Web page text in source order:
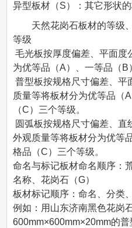
异型板材（S）：其它形状
天然花岗石板材的等级
等级
毛光板按厚度偏差、平面度
为优等品（A）、一等品（B
普型板按规格尺寸偏差、平
质量等将板材分为优等品（
（C）三个等级。
圆弧板按规格尺寸偏差、直
外观质量等将板材分为优等
格品（C）三个等级。
命名与标记板材命名顺序：
名称、花岗石（G）
板材标记顺序：命名、分类
例如：用山东济南黑色花岗
600mm×600mm×20mm的